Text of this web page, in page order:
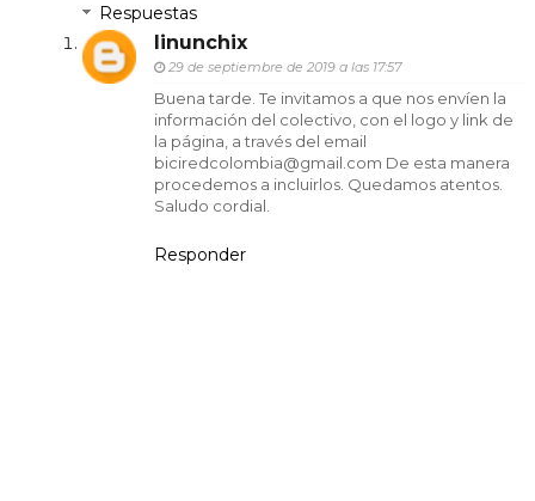
Respuestas
linunchix
29 de septiembre de 2019 a las 17:57
Buena tarde. Te invitamos a que nos envíen la
información del colectivo, con el logo y link de
la página, a través del email
biciredcolombia@gmail.com De esta manera
procedemos a incluirlos. Quedamos atentos.
Saludo cordial.
Responder